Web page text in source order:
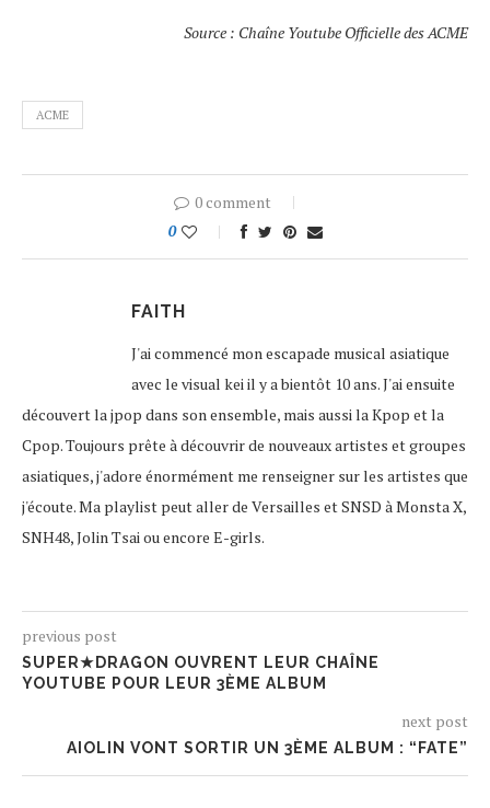
Source : Chaîne Youtube Officielle des ACME
ACME
0 comment
0
FAITH
J'ai commencé mon escapade musical asiatique
avec le visual kei il y a bientôt 10 ans. J'ai ensuite
découvert la jpop dans son ensemble, mais aussi la Kpop et la
Cpop. Toujours prête à découvrir de nouveaux artistes et groupes
asiatiques, j'adore énormément me renseigner sur les artistes que
j'écoute. Ma playlist peut aller de Versailles et SNSD à Monsta X,
SNH48, Jolin Tsai ou encore E-girls.
previous post
SUPER★DRAGON OUVRENT LEUR CHAÎNE
YOUTUBE POUR LEUR 3ÈME ALBUM
next post
AIOLIN VONT SORTIR UN 3ÈME ALBUM : “FATE”